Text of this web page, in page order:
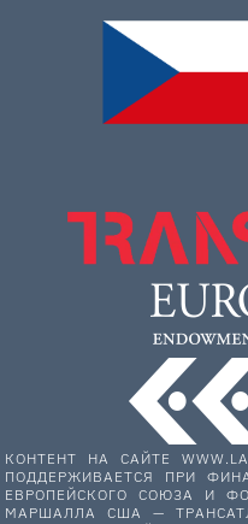
КОНТЕНТ НА САЙТЕ
ПОДДЕРЖИВАЕТСЯ ПРИ
ЕВРОПЕЙСКОГО СОЮЗА И
МАРШАЛЛА США —